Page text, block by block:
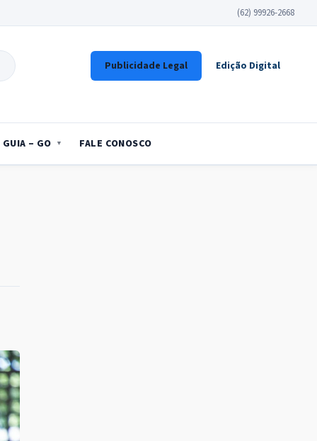
(62) 99926-2668
Publicidade Legal Edição Digital
GUIA – GO FALE CONOSCO